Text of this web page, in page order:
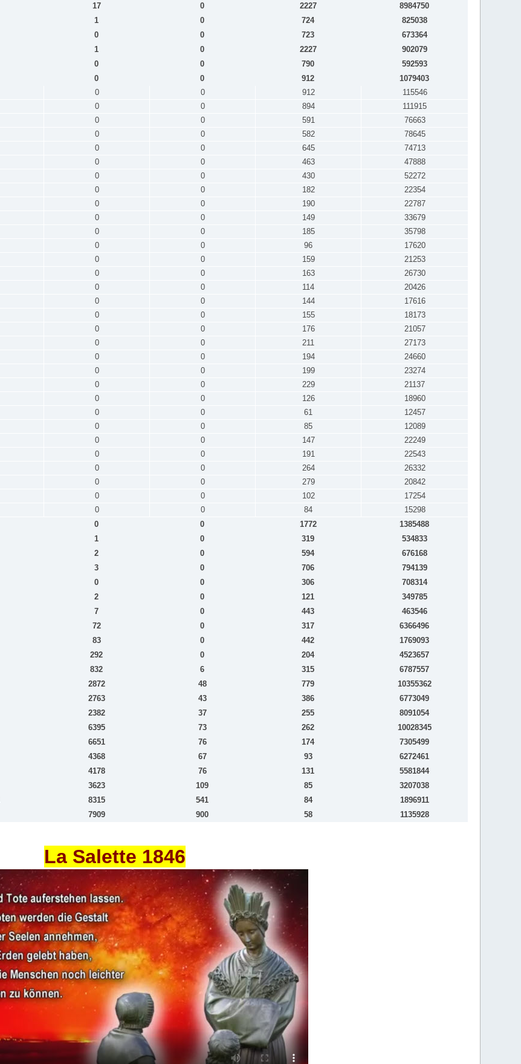
17 0 2227
8984750
1 0 724
825038
0 0 723
673364
1 0 2227
902079
0 0 790
592593
0 0 912
1079403
0 0 912
115546
0 0 894
111915
0 0 591
76663
0 0 582
78645
0 0 645
74713
0 0 463
47888
0 0 430
52272
0 0 182
22354
0 0 190
22787
0 0 149
33679
0 0 185
35798
0 0 96
17620
0 0 159
21253
0 0 163
26730
0 0 114
20426
0 0 144
17616
0 0 155
18173
0 0 176
21057
0 0 211
27173
0 0 194
24660
0 0 199
23274
0 0 229
21137
0 0 126
18960
0 0 61
12457
0 0 85
12089
0 0 147
22249
0 0 191
22543
0 0 264
26332
0 0 279
20842
0 0 102
17254
0 0 84
15298
0 0 1772
1385488
1 0 319
534833
2 0 594
676168
3 0 706
794139
0 0 306
708314
2 0 121
349785
7 0 443
463546
72 0 317
6366496
83 0 442
1769093
292 0 204
4523657
832 6 315
6787557
2872 48 779
10355362
2763 43 386
6773049
2382 37 255
8091054
6395 73 262
10028345
6651 76 174
7305499
4368 67 93
6272461
4178 76 131
5581844
3623 109 85
3207038
8315 541 84
1896911
7909 900 58 1135928
La Salette 1846